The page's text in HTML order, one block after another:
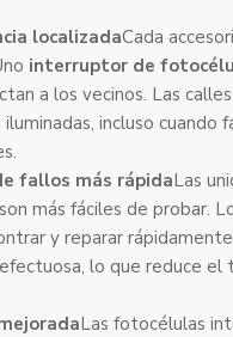
localizadaCada
interruptor de
a los vecinos. Las calles
incluso cuando
fallos más rápidaLas
más fáciles de probar.
y reparar
lo que reduce el
Las fotocélulas